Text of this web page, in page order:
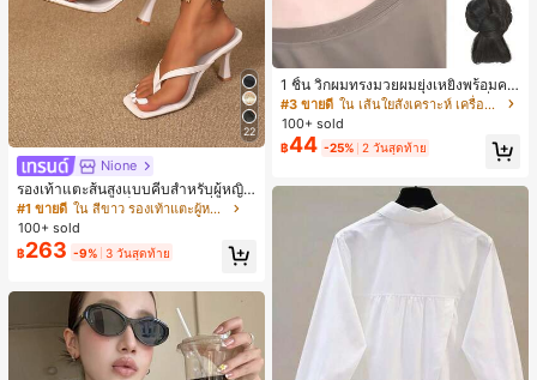
22
Nione
รองเท้าแตะส้นสูงแบบคีบสำหรับผู้หญิง
สไตล์คลาสสิก สีบล็อก สไตล์แฟรี่ฤดูร้อ
น ส้นเข็ม รองเท้าแตะแบบคีบ รองเท้าแ
ตะชายหาดแฟชั่นสายไขว้ รองเท้าผู้ห
ญิง สำหรับออฟฟิศ บ้าน กลางแจ้ง ดีไซ
นท์
#1 ขายดี
ใน สีขาว รองเท้าแตะผู้หญิง
100+ sold
฿263 -9% 3 วันสุดท้าย
1 ชิ้น วิกผมทรงมวยผมยุ่งเหยิงพร้อมคลิ
ปหนีบผม, คลิปหนีบผมสังเคราะห์ที่ได้รั
บการอัปเกรดแฟชั่น, วิกผมเส้นใยทนคว
ามร้อนสูงที่ออกแบบมาสำหรับผู้หญิง, ใ
ช้งานง่ายโดยไม่ต้องใช้เครื่องมือ, เหมา
สมบูรณ์แบบสำหรับผู้หญิง คลิปหนีบผม
คลิปหนีบผมสบายๆ แฟชั่นผม คลิปหนีบ
ผมหรูหรา ฤดูร้อน ชายหาด วันหยุด
#3 ขายดี
ใน เส้นใยสังเคราะห์ เครื่องประดับผมผู้หญิง
100+ sold
฿44 -25% 2 วันสุดท้าย